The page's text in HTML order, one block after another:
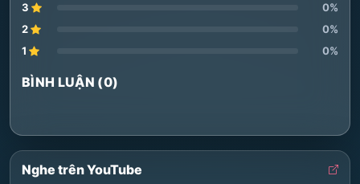
3
0%
2
0%
1
0%
BÌNH LUẬN (0)
Nghe trên YouTube